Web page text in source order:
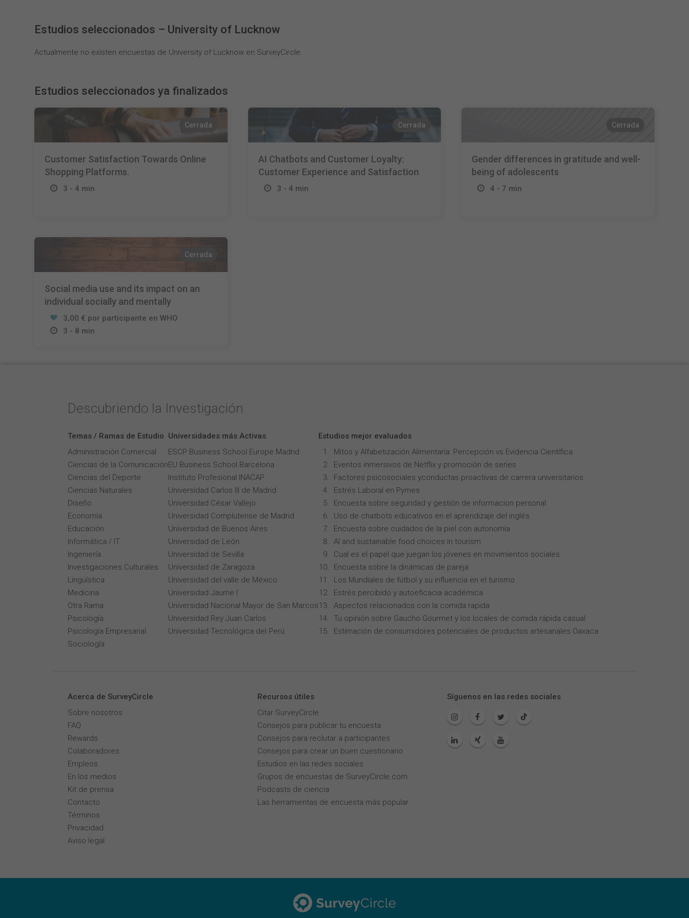
Estudios seleccionados – University of Lucknow
Actualmente no existen encuestas de University of Lucknow en SurveyCircle.
Estudios seleccionados ya finalizados
Cerrada
Customer Satisfaction Towards Online
Shopping Platforms.
3 - 4 min
Cerrada
AI Chatbots and Customer Loyalty:
Customer Experience and Satisfaction
3 - 4 min
Cerrada
Gender differences in gratitude and well-
being of adolescents
4 - 7 min
Cerrada
Social media use and its impact on an
individual socially and mentally
3,00 € por participante en WHO
3 - 8 min
Descubriendo la Investigación
Temas / Ramas de Estudio
Administración Comercial
Ciencias de la Comunicación
Ciencias del Deporte
Ciencias Naturales
Diseño
Economía
Educación
Informática / IT
Ingeniería
Investigaciones Culturales
Lingüística
Medicina
Otra Rama
Psicología
Psicología Empresarial
Sociología
Universidades más Activas
ESCP Business School Europe Madrid
EU Business School Barcelona
Instituto Profesional INACAP
Universidad Carlos III de Madrid
Universidad César Vallejo
Universidad Complutense de Madrid
Universidad de Buenos Aires
Universidad de León
Universidad de Sevilla
Universidad de Zaragoza
Universidad del valle de México
Universidad Jaume I
Universidad Nacional Mayor de San Marcos
Universidad Rey Juan Carlos
Universidad Tecnológica del Perú
Estudios mejor evaluados
Mitos y Alfabetización Alimentaria: Percepción vs Evidencia Científica
Eventos inmersivos de Netflix y promoción de series
Factores psicosociales yconductas proactivas de carrera universitarios
Estrés Laboral en Pymes
Encuesta sobre seguridad y gestión de informacion personal
Uso de chatbots educativos en el aprendizaje del inglés
Encuesta sobre cuidados de la piel con autonomía
AI and sustainable food choices in tourism
Cual es el papel que juegan los jóvenes en movimientos sociales
Encuesta sobre la dinámicas de pareja
Los Mundiales de fútbol y su influencia en el turismo
Estrés percibido y autoeficacia académica
Aspectos relacionados con la comida rapida
Tu opinión sobre Gaucho Gourmet y los locales de comida rápida casual
Estimación de consumidores potenciales de productos artesanales Oaxaca
Acerca de SurveyCircle
Sobre nosotros
FAQ
Rewards
Colaboradores
Empleos
En los medios
Kit de prensa
Contacto
Términos
Privacidad
Aviso legal
Recursos útiles
Citar SurveyCircle
Consejos para publicar tu encuesta
Consejos para reclutar a participantes
Consejos para crear un buen cuestionario
Estudios en las redes sociales
Grupos de encuestas de SurveyCircle.com
Podcasts de ciencia
Las herramientas de encuesta más popular
Síguenos en las redes sociales